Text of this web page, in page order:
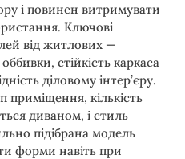
і повинен витримувати
Ключові
від житлових —
стійкість каркаса
діловому інтер’єру.
приміщення, кількість
диваном, і стиль
підібрана модель
форми навіть при